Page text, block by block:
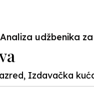
udžbenika
Izdavačka